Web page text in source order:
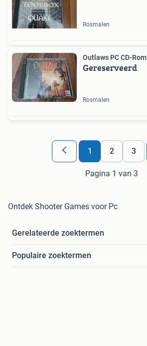
Rosmalen
Outlaws PC CD-Rom
Gereserveerd
Rosmalen
1 2 3
Pagina 1 van 3
Ontdek Shooter Games voor Pc
Gerelateerde zoektermen
Populaire zoektermen